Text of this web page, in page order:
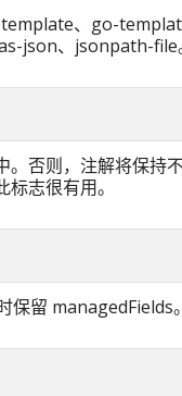
、go-
json、jsonpath-file
否则，注解将保持
志很有用。
留 managedFields。